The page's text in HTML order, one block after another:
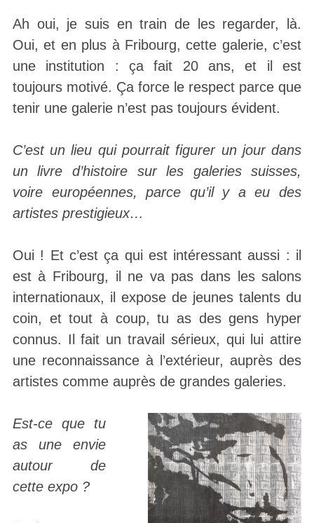
Ah oui, je suis en train de les regarder, là.
Oui, et en plus à Fribourg, cette galerie, c’est
une institution : ça fait 20 ans, et il est
toujours motivé. Ça force le respect parce que
tenir une galerie n’est pas toujours évident.
C’est un lieu qui pourrait figurer un jour dans
un livre d’histoire sur les galeries suisses,
voire européennes, parce qu’il y a eu des
artistes prestigieux…
Oui ! Et c’est ça qui est intéressant aussi : il
est à Fribourg, il ne va pas dans les salons
internationaux, il expose de jeunes talents du
coin, et tout à coup, tu as des gens hyper
connus. Il fait un travail sérieux, qui lui attire
une reconnaissance à l’extérieur, auprès des
artistes comme auprès de grandes galeries.
Est-ce que tu
as une envie
autour de
cette expo ?